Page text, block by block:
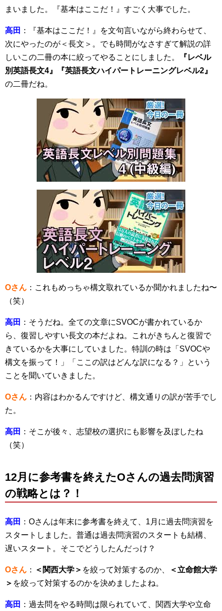
まいました。『基本はここだ！』すごく大事でした。
高田 ：『基本はここだ！』を文句言いながら終わらせて、
次にやったのが＜長文＞。でも時間がなさすぎて解説の詳
しいこの二冊の本に絞ってやることにしました。
『レベル
別英語長文4』『英語長文ハイパートレーニングレベル2』
の二冊だね。
Oさん ：これもめっちゃ構文取れているか聞かれましたね〜
（笑）
高田 ：そうだね。全ての文章にSVOCが書かれているか
ら、復習しやすい長文の本だよね。これがきちんと復習で
きているかを大事にしていました。特訓の時は「SVOCや
構文を振って！」「ここの訳はどんな訳になる？」という
ことを聞いていきました。
Oさん ：内容はわかるんですけど、構文通りの訳が苦手でし
た。
高田 ：そこが後々、志望校の選択にも影響を及ぼしたね
（笑）
12月に参考書を終えたOさんの過去問演習
の戦略とは？！
高田 ：Oさんは年末に参考書を終えて、1月に過去問演習を
スタートしました。普通は過去問演習のスタートも結構、
遅いスタート。そこでどうしたんだっけ？
Oさん ： ＜関西大学＞ を絞って対策するのか、
＜立命館大学
＞ を絞って対策するのかを決めましたよね。
高田 ：過去問をやる時間は限られていて、関西大学や立命